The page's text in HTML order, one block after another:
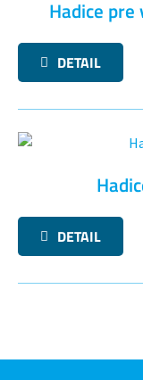
Hadice pre
DETAIL
DETAIL